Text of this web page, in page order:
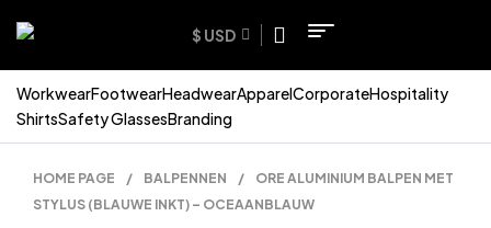
$ USD
WorkwearFootwearHeadwearApparelCorporateHospitality
ShirtsSafety GlassesBranding
HOME PAGE / BALPENNEN /
ORE ALUMINIUM BALPEN MET
STYLUS (BLAUWE INKT) – OCEAANBLAUW